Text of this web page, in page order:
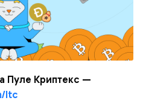
Пуле Криптекс —
ltc